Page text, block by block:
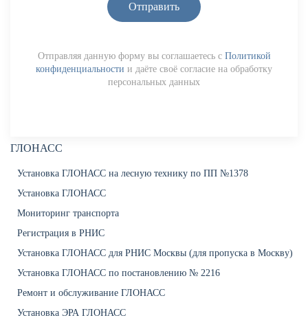
Отправить
Отправляя данную форму вы соглашаетесь с Политикой
конфиденциальности и даёте своё согласие на обработку
персональных данных
ГЛОНАСС
Установка ГЛОНАСС на лесную технику по ПП №1378
Установка ГЛОНАСС
Мониторинг транспорта
Регистрация в РНИС
Установка ГЛОНАСС для РНИС Москвы (для пропуска в Москву)
Установка ГЛОНАСС по постановлению № 2216
Ремонт и обслуживание ГЛОНАСС
Установка ЭРА ГЛОНАСС